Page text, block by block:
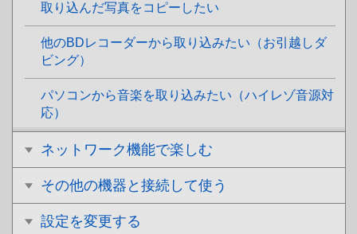
取り込んだ写真をコピーしたい
他のBDレコーダーから取り込みたい（お引越しダ
ビング）
パソコンから音楽を取り込みたい（ハイレゾ音源対
応）
ネットワーク機能で楽しむ
その他の機器と接続して使う
設定を変更する